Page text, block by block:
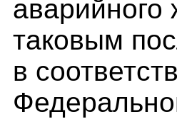
таковым
в